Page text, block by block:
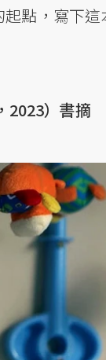
點，寫下這
2023）書摘